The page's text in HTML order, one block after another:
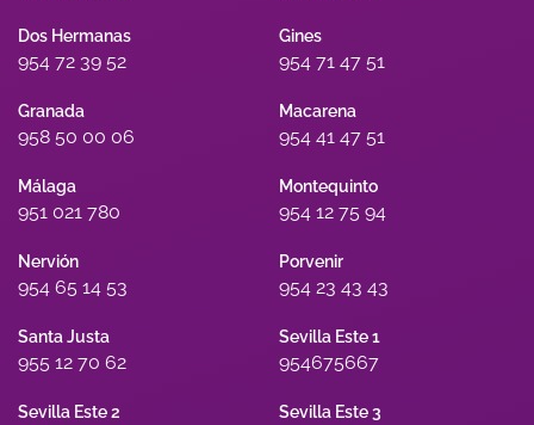
Dos Hermanas
954 72 39 52
Gines
954 71 47 51
Granada
958 50 00 06
Macarena
954 41 47 51
Málaga
951 021 780
Montequinto
954 12 75 94
Nervión
954 65 14 53
Porvenir
954 23 43 43
Santa Justa
955 12 70 62
Sevilla Este 1
954675667
Sevilla Este 2 Sevilla Este 3